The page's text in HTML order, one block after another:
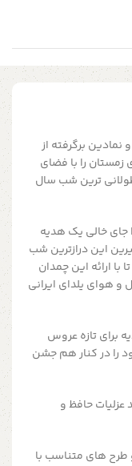
برگرفته از
را با فضای
ترین شب سال
خالی یک هدیه
این درازترین شب
ارائه این چمدان
هوای یلدای ایرانی
برای تازه عروس
را در کنار هم جشن
عزلیات حافظ و
های متناسب با